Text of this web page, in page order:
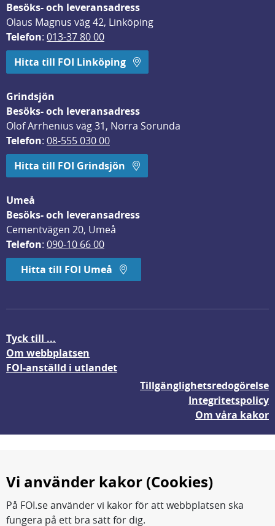
Besöks- och leveransadress
Olaus Magnus väg 42, Linköping
Telefon: 013-37 80 00
Hitta till FOI Linköping
Grindsjön
Besöks- och leveransadress
Olof Arrhenius väg 31, Norra Sorunda
Telefon: 08-555 030 00
Hitta till FOI Grindsjön
Umeå
Besöks- och leveransadress
Cementvägen 20, Umeå
Telefon: 090-10 66 00
Hitta till FOI Umeå
Tyck till ...
Om webbplatsen
FOI-anställd i utlandet
Tillgänglighetsredogörelse
Integritetspolicy
Om våra kakor
Vi använder kakor (Cookies)
På FOI.se använder vi kakor för att webbplatsen ska
fungera på ett bra sätt för dig.